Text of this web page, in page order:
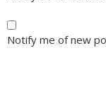
Notify me of new